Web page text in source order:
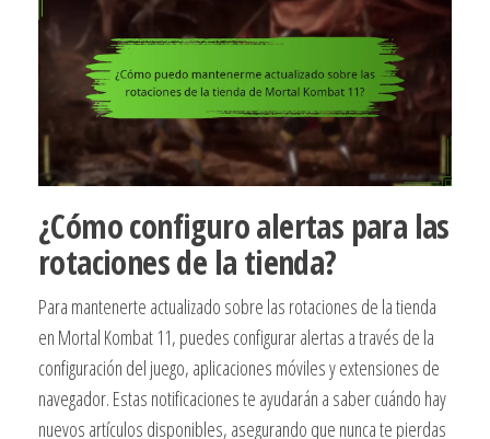
¿Cómo configuro alertas para las
rotaciones de la tienda?
Para mantenerte actualizado sobre las rotaciones de la tienda
en Mortal Kombat 11, puedes configurar alertas a través de la
configuración del juego, aplicaciones móviles y extensiones de
navegador. Estas notificaciones te ayudarán a saber cuándo hay
nuevos artículos disponibles, asegurando que nunca te pierdas